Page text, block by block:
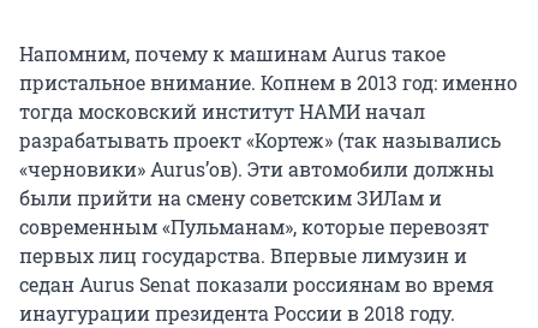
Напомним, почему к машинам Aurus такое
пристальное внимание. Копнем в 2013 год: именно
тогда московский институт НАМИ начал
разрабатывать проект «Кортеж» (так назывались
«черновики» Aurus’ов). Эти автомобили должны
были прийти на смену советским ЗИЛам и
современным «Пульманам», которые перевозят
первых лиц государства. Впервые лимузин и
седан Aurus Senat показали россиянам во время
инаугурации президента России в 2018 году.